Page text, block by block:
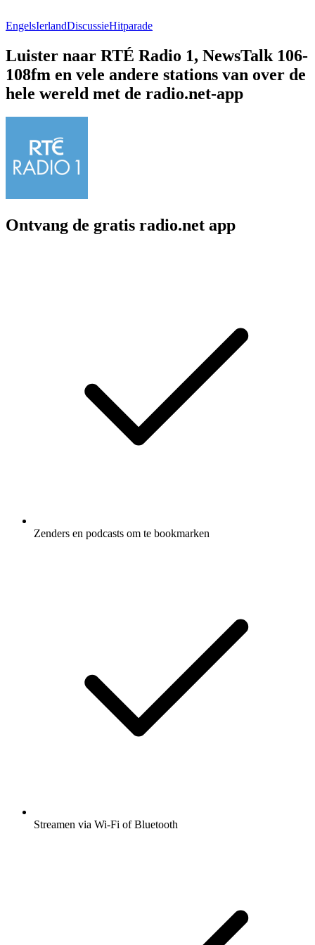
EngelsIerlandDiscussieHitparade
Luister naar RTÉ Radio 1, NewsTalk 106-
108fm en vele andere stations van over de
hele wereld met de radio.net-app
Ontvang de gratis radio.net app
Zenders en podcasts om te bookmarken
Streamen via Wi-Fi of Bluetooth